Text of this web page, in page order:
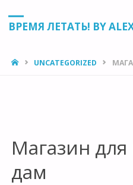
ВРЕМЯ ЛЕТАТЬ! BY
HOMEUNCATEGORIZED
Магазин
дам